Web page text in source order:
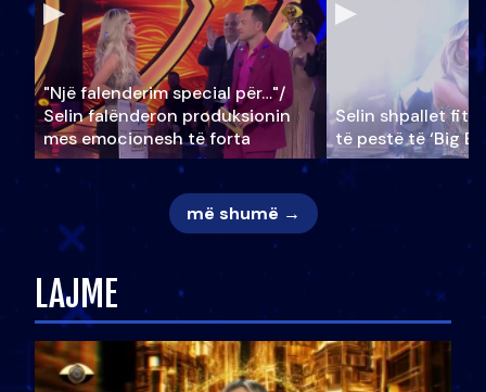
"Një falenderim special për…"/
Selin falënderon produksionin
mes emocionesh të forta
Selin shpallet
të pestë të ‘Big
më shumë →
LAJME